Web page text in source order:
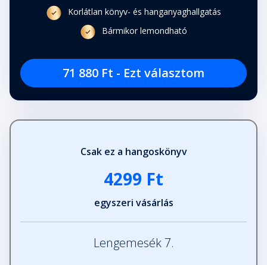
Korlátlan könyv- és hanganyaghallgatás
Bármikor lemondható
71 880 Ft - Ezt választom
Csak ez a hangoskönyv
4299 Ft
egyszeri vásárlás
Lengemesék 7.